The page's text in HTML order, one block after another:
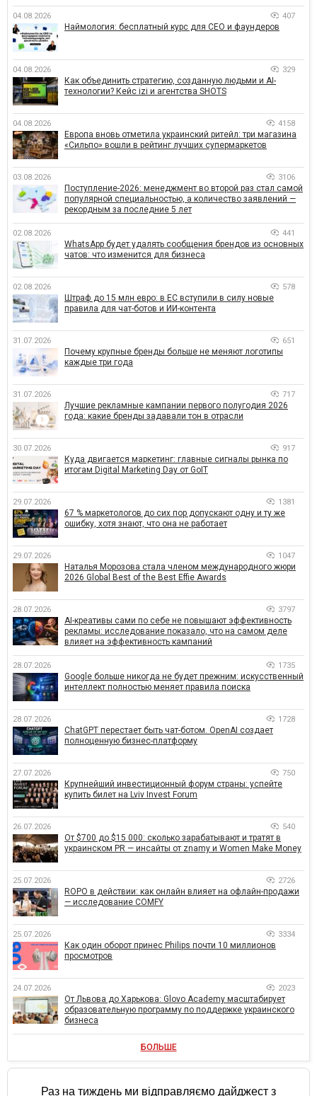
04.08.2026 407
Наймология: бесплатный курс для CEO и фаундеров
04.08.2026 329
Как объединить стратегию, созданную людьми и AI-
технологии? Кейс izi и агентства SHOTS
04.08.2026 4158
Европа вновь отметила украинский ритейл: три магазина
«Сильпо» вошли в рейтинг лучших супермаркетов
03.08.2026 3106
Поступление-2026: менеджмент во второй раз стал самой
популярной специальностью, а количество заявлений —
рекордным за последние 5 лет
02.08.2026 441
WhatsApp будет удалять сообщения брендов из основных
чатов: что изменится для бизнеса
02.08.2026 578
Штраф до 15 млн евро: в ЕС вступили в силу новые
правила для чат-ботов и ИИ-контента
31.07.2026 651
Почему крупные бренды больше не меняют логотипы
каждые три года
31.07.2026 717
Лучшие рекламные кампании первого полугодия 2026
года: какие бренды задавали тон в отрасли
30.07.2026 917
Куда двигается маркетинг: главные сигналы рынка по
итогам Digital Marketing Day от GoIT
29.07.2026 1381
67 % маркетологов до сих пор допускают одну и ту же
ошибку, хотя знают, что она не работает
29.07.2026 1047
Наталья Морозова стала членом международного жюри
2026 Global Best of the Best Effie Awards
28.07.2026 3797
AI-креативы сами по себе не повышают эффективность
рекламы: исследование показало, что на самом деле
влияет на эффективность кампаний
28.07.2026 1735
Google больше никогда не будет прежним: искусственный
интеллект полностью меняет правила поиска
28.07.2026 1728
ChatGPT перестает быть чат-ботом. OpenAI создает
полноценную бизнес-платформу
27.07.2026 750
Крупнейший инвестиционный форум страны: успейте
купить билет на Lviv Invest Forum
26.07.2026 540
От $700 до $15 000: сколько зарабатывают и тратят в
украинском PR — инсайты от znamy и Women Make Money
25.07.2026 2726
ROPO в действии: как онлайн влияет на офлайн-продажи
— исследование COMFY
25.07.2026 3334
Как один оборот принес Philips почти 10 миллионов
просмотров
24.07.2026 2023
От Львова до Харькова: Glovo Academy масштабирует
образовательную программу по поддержке украинского
бизнеса
БОЛЬШЕ
Раз на тиждень ми відправляємо дайджест з